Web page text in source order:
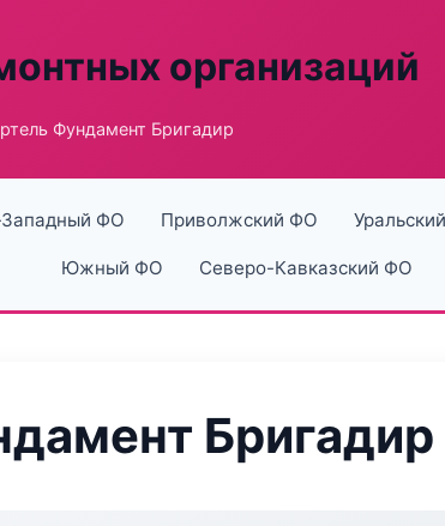
организаций
Фундамент Бригадир
ФО Приволжский ФО
Южный ФО Северо-Кавказский ФО
Бригадир